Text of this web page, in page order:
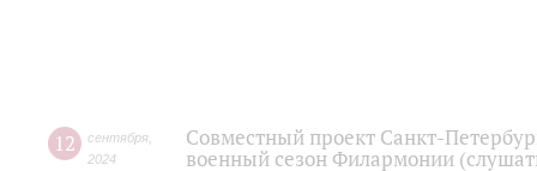
12 сентября
2024
Совместный проект Санкт-
военный сезон Филармонии